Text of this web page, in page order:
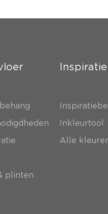
plinten
Inspiratie
Inkleurtool
Alle